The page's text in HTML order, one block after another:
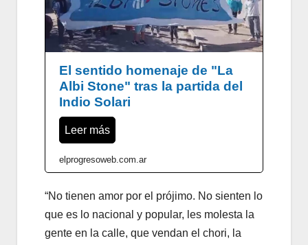
El sentido homenaje de "La
Albi Stone" tras la partida del
Indio Solari
Leer más
elprogresoweb.com.ar
“No tienen amor por el prójimo. No sienten lo
que es lo nacional y popular, les molesta la
gente en la calle, que vendan el chori, la